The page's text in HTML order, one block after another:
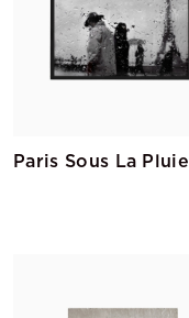
Paris Sous La Pluie